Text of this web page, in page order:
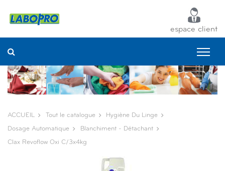
espace client
ACCUEIL Tout le catalogue Hygiène Du Linge
Dosage Automatique Blanchiment - Détachant
Clax Revoflow Oxi C/3x4kg